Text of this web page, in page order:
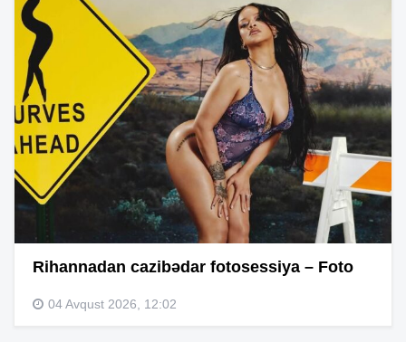
Rihannadan cazibədar fotosessiya – Foto
04 Avqust 2026, 12:02